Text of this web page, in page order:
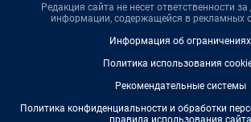
Редакция сайта не несет ответственности
информации, содержащейся в рекламных
Информация об ограничениях
Политика использования
Рекомендательные системы
Политика конфиденциальности и обработки